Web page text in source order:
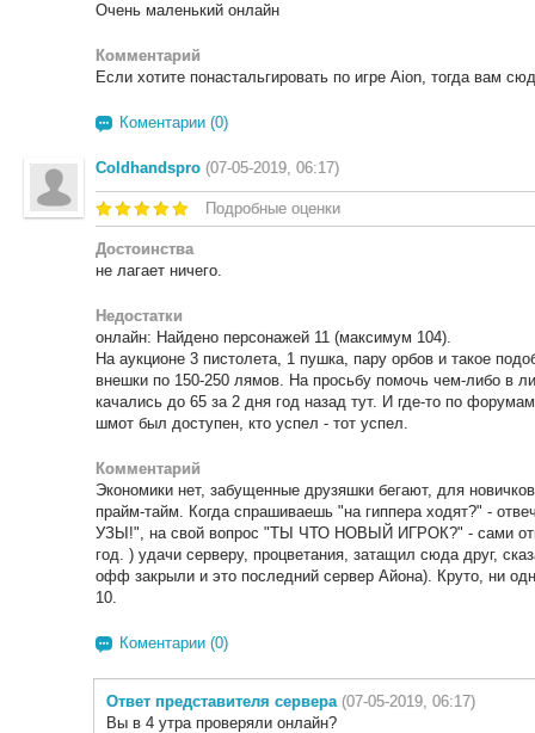
Очень маленький онлайн
Комментарий
Если хотите понастальгировать по игре Aion, тогда вам
Коментарии (0)
Coldhandspro (07-05-2019, 06:17)
Подробные оценки
Достоинства
не лагает ничего.
Недостатки
онлайн: Найдено персонажей 11 (максимум 104).
На аукционе 3 пистолета, 1 пушка, пару орбов и такое
внешки по 150-250 лямов. На просьбу помочь чем-либо в
качались до 65 за 2 дня год назад тут. И где-то по
шмот был доступен, кто успел - тот успел.
Комментарий
Экономики нет, забущенные друзяшки бегают, для
прайм-тайм. Когда спрашиваешь "на гиппера ходят?" -
УЗЫ!", на свой вопрос "ТЫ ЧТО НОВЫЙ ИГРОК?" - сами
год. ) удачи серверу, процветания, затащил сюда друг,
офф закрыли и это последний сервер Айона). Круто, ни
10.
Коментарии (0)
Ответ представителя сервера (07-05-2019, 06:17)
Вы в 4 утра проверяли онлайн?